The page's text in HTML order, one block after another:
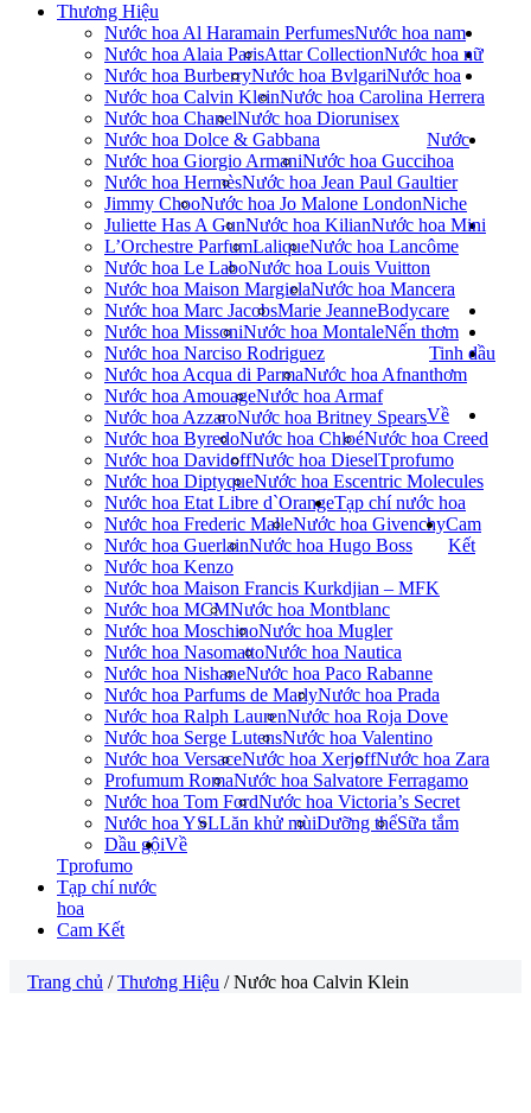
Thương Hiệu
Nước hoa Al Haramain Perfumes
Nước hoa Alaia ParisAttar Collection
Nước hoa BurberryNước hoa Bvlgari
Nước hoa Calvin KleinNước hoa Carolina Herrera
Nước hoa ChanelNước hoa Dior
Nước hoa Dolce & Gabbana
Nước hoa Giorgio ArmaniNước hoa Gucci
Nước hoa HermèsNước hoa Jean Paul Gaultier
Jimmy ChooNước hoa Jo Malone London
Juliette Has A GunNước hoa Kilian
L’Orchestre ParfumLaliqueNước hoa Lancôme
Nước hoa Le LaboNước hoa Louis Vuitton
Nước hoa Maison MargielaNước hoa Mancera
Nước hoa Marc JacobsMarie Jeanne
Nước hoa MissoniNước hoa Montale
Nước hoa Narciso Rodriguez
Nước hoa Acqua di ParmaNước hoa Afnan
Nước hoa AmouageNước hoa Armaf
Nước hoa AzzaroNước hoa Britney Spears
Nước hoa ByredoNước hoa ChloéNước hoa Creed
Nước hoa DavidoffNước hoa Diesel
Nước hoa DiptyqueNước hoa Escentric Molecules
Nước hoa Etat Libre d`Orange
Nước hoa Frederic MalleNước hoa Givenchy
Nước hoa GuerlainNước hoa Hugo Boss
Nước hoa Kenzo
Nước hoa Maison Francis Kurkdjian – MFK
Nước hoa MCMNước hoa Montblanc
Nước hoa MoschinoNước hoa Mugler
Nước hoa NasomattoNước hoa Nautica
Nước hoa NishaneNước hoa Paco Rabanne
Nước hoa Parfums de MarlyNước hoa Prada
Nước hoa Ralph LaurenNước hoa Roja Dove
Nước hoa Serge LutensNước hoa Valentino
Nước hoa VersaceNước hoa XerjoffNước hoa Zara
Profumum RomaNước hoa Salvatore Ferragamo
Nước hoa Tom FordNước hoa Victoria’s Secret
Nước hoa YSL
Nước hoa nam
Nước hoa nữ
Nước hoa
unisex
Nước
hoa
Niche
Nước hoa Mini
Bodycare
Lăn khử mùiDưỡng thểSữa tắm
Dầu gội
Nến thơm
Tinh dầu
thơm
Về
Tprofumo
Tạp chí nước hoa
Cam
Kết
Về
Tprofumo
Tạp chí nước
hoa
Cam Kết
Trang chủ /Thương Hiệu / Nước hoa Calvin Klein